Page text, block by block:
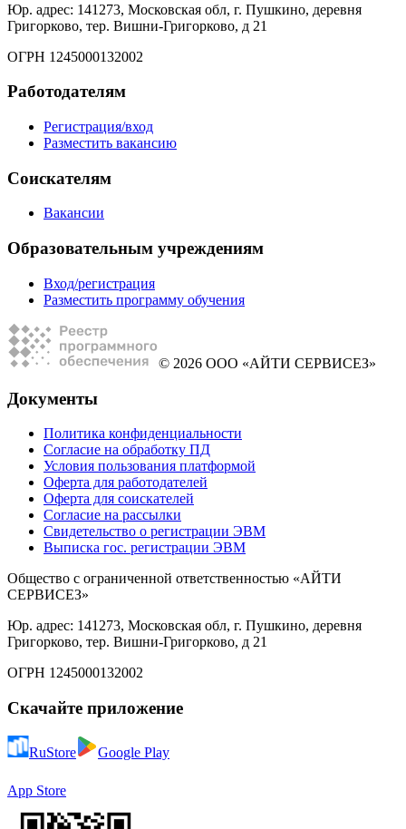
Юр. адрес: 141273, Московская обл, г. Пушкино, деревня
Григорково, тер. Вишни-Григорково, д 21
ОГРН 1245000132002
Работодателям
Регистрация/вход
Разместить вакансию
Соискателям
Вакансии
Образовательным учреждениям
Вход/регистрация
Разместить программу обучения
© 2026 ООО «АЙТИ СЕРВИСЕЗ»
Документы
Политика конфиденциальности
Согласие на обработку ПД
Условия пользования платформой
Оферта для работодателей
Оферта для соискателей
Согласие на рассылки
Свидетельство о регистрации ЭВМ
Выписка гос. регистрации ЭВМ
Общество с ограниченной ответственностью «АЙТИ
СЕРВИСЕЗ»
Юр. адрес: 141273, Московская обл, г. Пушкино, деревня
Григорково, тер. Вишни-Григорково, д 21
ОГРН 1245000132002
Скачайте приложение
RuStore Google Play
App Store